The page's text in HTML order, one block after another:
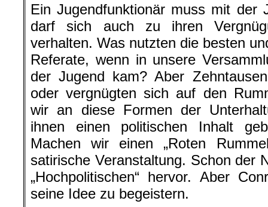
Ein Jugendfunktionär muss mit der
darf sich auch zu ihren
verhalten. Was nutzten die besten
Referate, wenn in unsere
der Jugend kam? Aber
oder vergnügten sich auf den
wir an diese Formen der
ihnen einen politischen Inhalt
Machen wir einen „Roten
satirische Veranstaltung. Schon der
„Hochpolitischen“ hervor. Aber
seine Idee zu begeistern.